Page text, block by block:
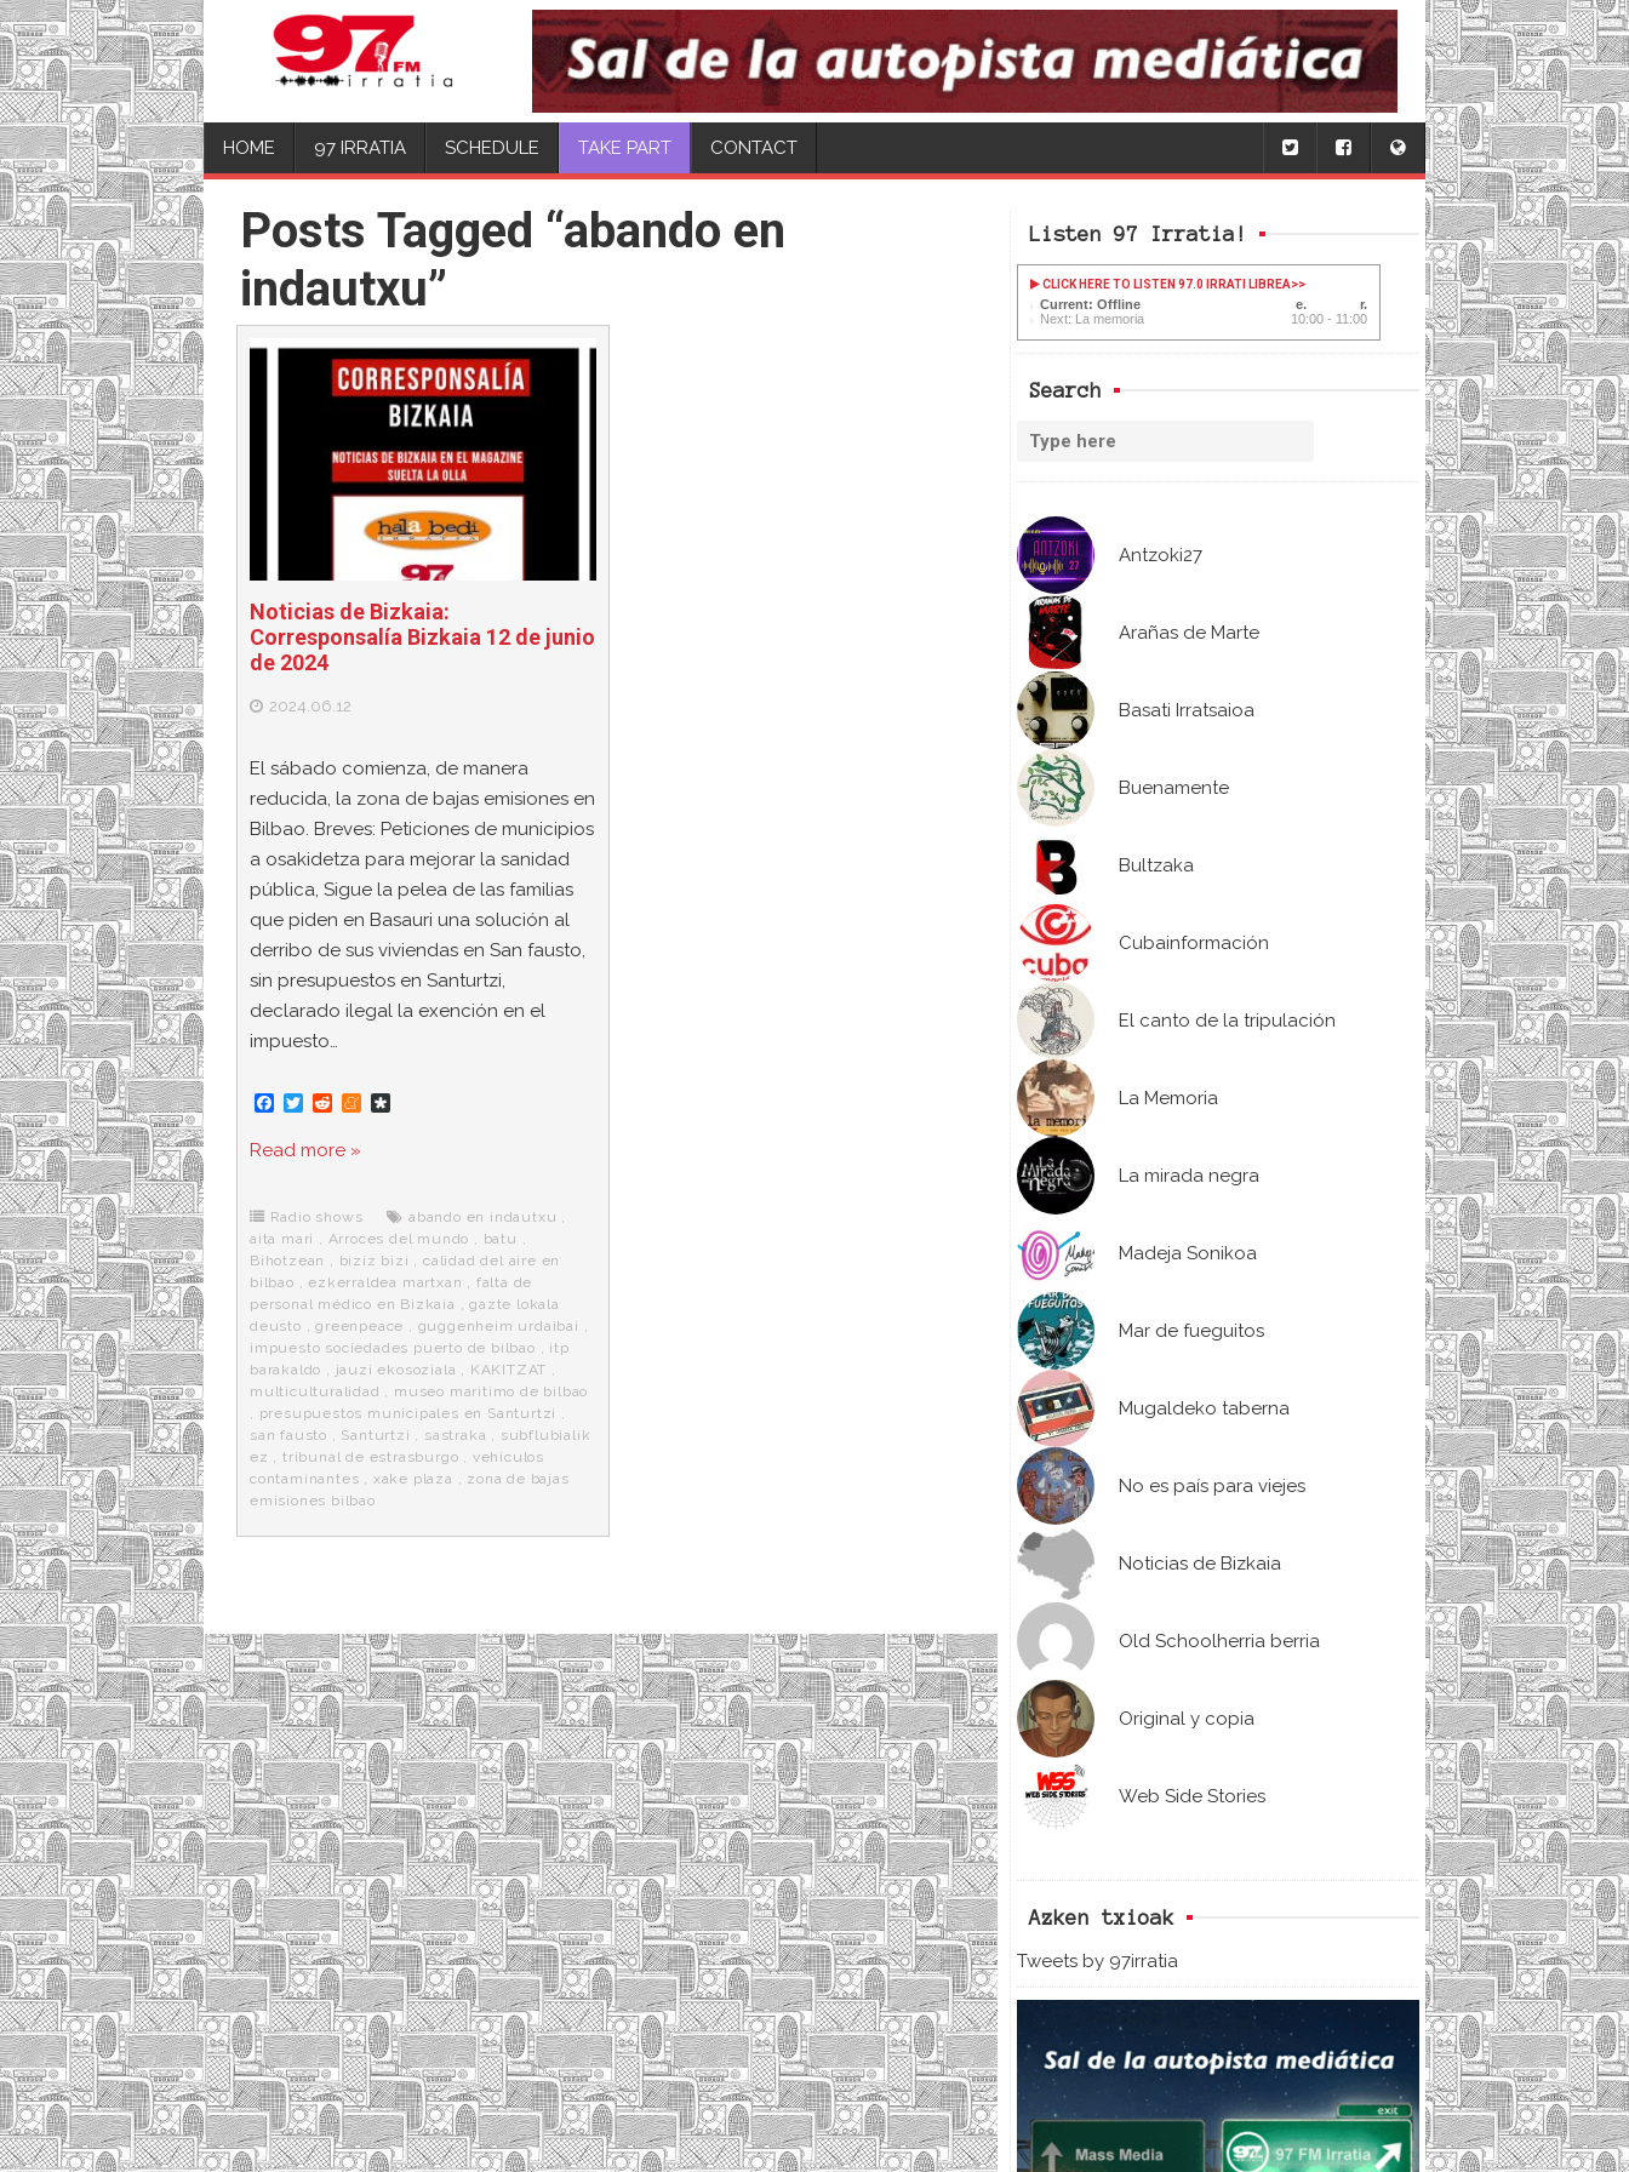
HOME 97 IRRATIA SCHEDULE CONTACT
Listen 97 Irratia!
CLICK HERE TO LISTEN 97.0 IRRATI LIBREA>>
Current: Offline
Next: La memoria
10:00 - 11:00
Search
Antzoki27
Arañas de Marte
Basati Irratsaioa
Buenamente
Bultzaka
Cubainformación
El canto de la tripulación
La Memoria
La mirada negra
Madeja Sonikoa
Mar de fueguitos
Mugaldeko taberna
No es país para viejes
Noticias de Bizkaia
Old Schoolherria berria
Original y copia
Web Side Stories
Azken txioak
Tweets by 97irratia
Posts Tagged “abando en
indautxu”
Noticias de Bizkaia:
Corresponsalía Bizkaia 12 de junio
de 2024
2024.06.12
El sábado comienza, de manera
reducida, la zona de bajas emisiones en
Bilbao. Breves: Peticiones de municipios
a osakidetza para mejorar la sanidad
pública, Sigue la pelea de las familias
que piden en Basauri una solución al
derribo de sus viviendas en San fausto,
sin presupuestos en Santurtzi,
declarado ilegal la exención en el
impuesto…
F
c
e
o
k
T
i
t
r
R
d
d
M
e
r
a
Read more »
Radio shows abando en indautxu
aita mari
Arroces del mundo batu
Bihotzean
biziz bizi ,calidad del aire en
bilbao ,ezkerraldea martxan
falta de
personal médico en Bizkaia
,gazte lokala
deusto ,greenpeace guggenheim urdaibai
impuesto sociedades puerto de bilbao
itp
barakaldo
jauzi ekosoziala KAKITZAT
multiculturalidad
museo maritimo de bilbao
presupuestos municipales en Santurtzi
san fausto
Santurtzi sastraka
subflubialik
ez
,tribunal de estrasburgo
vehiculos
contaminantes
xake plaza
zona de bajas
emisiones bilbao